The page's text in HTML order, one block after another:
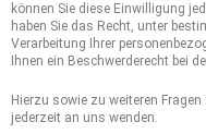
können Sie diese Einwilligung
haben Sie das Recht, unter
Verarbeitung Ihrer
Ihnen ein Beschwerderecht bei
Hierzu sowie zu weiteren
jederzeit an uns wenden.